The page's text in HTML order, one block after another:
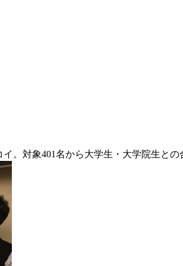
。対象401名から大学生・大学院生との